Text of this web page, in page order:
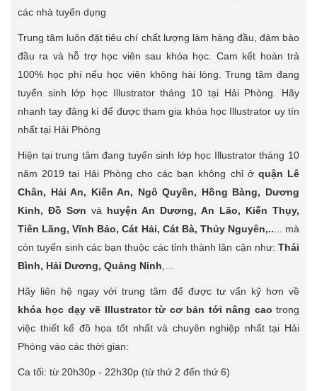
các nhà tuyển dụng
Trung tâm luôn đặt tiêu chí chất lượng làm hàng đầu, đảm bào
đầu ra và hỗ trợ học viên sau khóa học. Cam kết hoàn trả
100% học phí nếu học viên không hài lòng. Trung tâm đang
tuyển sinh lớp học Illustrator tháng 10 tại Hải Phòng. Hãy
nhanh tay đăng kí để được tham gia khóa học Illustrator uy tín
nhất tại Hải Phòng
Hiện tại trung tâm đang tuyển sinh lớp học Illustrator tháng 10
năm 2019 tại Hải Phòng cho các bạn không chỉ ở quận Lê
Chân, Hải An, Kiến An, Ngô Quyền, Hồng Bàng, Dương
Kinh, Đồ Sơn và huyện An Dương, An Lão, Kiến Thụy,
Tiên Lãng, Vĩnh Bảo, Cát Hải, Cát Bà, Thủy Nguyên,.. ... mà
còn tuyển sinh các bạn thuộc các tỉnh thành lân cận như: Thái
Bình, Hải Dương, Quảng Ninh
Hãy liên hệ ngay với trung tâm để được tư vấn kỹ hơn về
khóa học dạy vẽ Illustrator từ cơ bản tới nâng cao trong
việc thiết kế đồ họa tốt nhất và chuyên nghiệp nhất tại Hải
Phòng vào các thời gian:
Ca tối: từ 20h30p - 22h30p (từ thứ 2 đến thứ 6)